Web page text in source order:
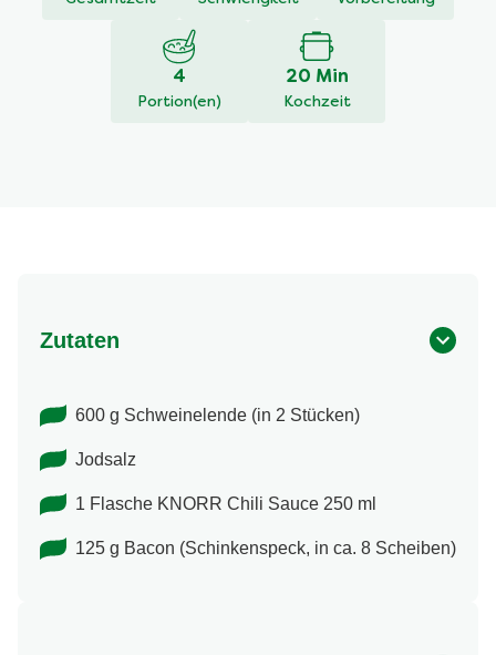
4
Portion(en)
20 Min
Kochzeit
Zutaten
600 g Schweinelende (in 2 Stücken)
Jodsalz
1 Flasche KNORR Chili Sauce 250 ml
125 g Bacon (Schinkenspeck, in ca. 8 Scheiben)